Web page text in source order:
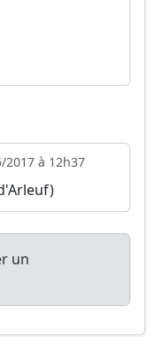
2017 à 12h37
un